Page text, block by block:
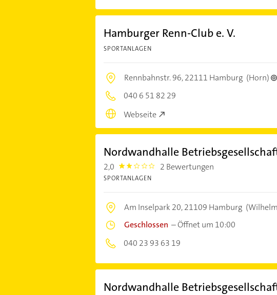
Hamburger Renn-Club e. V.
SPORTANLAGEN
Rennbahnstr. 96,22111 Hamburg (Horn)
040 6 51 82 29
Webseite
Nordwandhalle
2,0 2.0 2 Bewertungen
SPORTANLAGEN
Am Inselpark 20,21109 Hamburg
Geschlossen –Öffnet um 10:00
040 23 93 63 19
Nordwandhalle